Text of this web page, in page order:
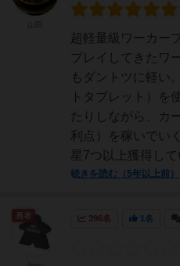
超軽量級ワーカー
プレイしてきたワ
もダントツに軽い
トタブレット）を
たりしながら、カ
利点）を稼いでい
星7つ以上獲得して
続きを読む（5年以上前）
396名 1名
勇者